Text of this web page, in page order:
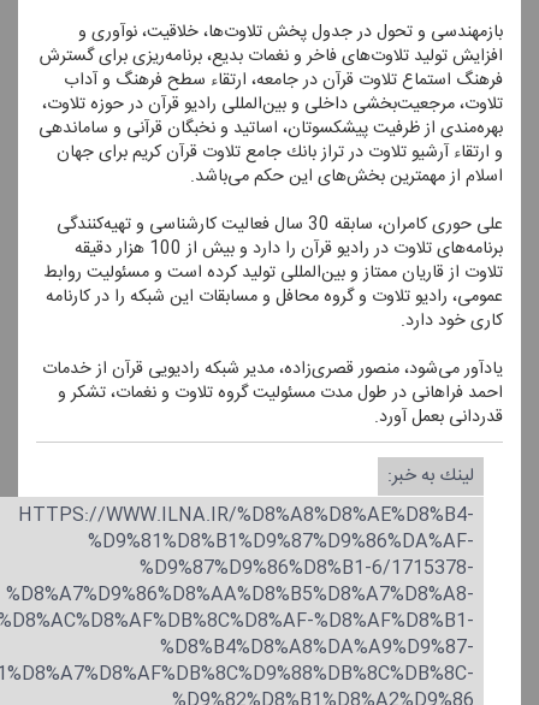
بازمهندسی و تحول در جدول پخش تلاوت‌ها، خلاقیت، نوآوری و
افزایش تولید تلاوت‌های فاخر و نغمات بدیع، برنامه‌ریزی برای گسترش
فرهنگ استماع تلاوت قرآن در جامعه، ارتقاء سطح فرهنگ و آداب
تلاوت، مرجعیت‌بخشی داخلی و بین‌المللی رادیو قرآن در حوزه تلاوت،
بهره‌مندی از ظرفیت پیشكسوتان، اساتید و نخبگان قرآنی و ساماندهی
و ارتقاء آرشیو تلاوت در تراز بانك جامع تلاوت قرآن كریم برای جهان
اسلام از مهمترین بخش‌های این حكم می‌باشد.
علی حوری كامران، سابقه 30 سال فعالیت كارشناسی و تهیه‌كنندگی
برنامه‌های تلاوت در رادیو قرآن را دارد و بیش از 100 هزار دقیقه
تلاوت از قاریان ممتاز و بین‌المللی تولید كرده است و مسئولیت روابط
عمومی، رادیو تلاوت و گروه محافل و مسابقات این شبكه را در كارنامه
كاری خود دارد.
یادآور می‌شود، منصور قصری‌زاده، مدیر شبكه رادیویی قرآن از خدمات
احمد فراهانی در طول مدت مسئولیت گروه تلاوت و نغمات، تشكر و
قدردانی بعمل آورد.
لینك به خبر:
HTTPS://WWW.ILNA.IR/%D8%A8%D8%AE%D8%B4-
%D9%81%D8%B1%D9%87%D9%86%DA%AF-
%D9%87%D9%86%D8%B1-6/1715378-
%D8%A7%D9%86%D8%AA%D8%B5%D8%A7%D8%A8-
%D8%AF%D8%B1-
%D8%B4%D8%A8%DA%A9%D9%87-